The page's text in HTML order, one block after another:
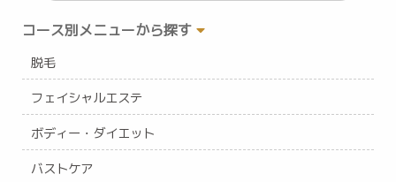
コース別メニューから探す
脱毛
フェイシャルエステ
ボディー・ダイエット
バストケア